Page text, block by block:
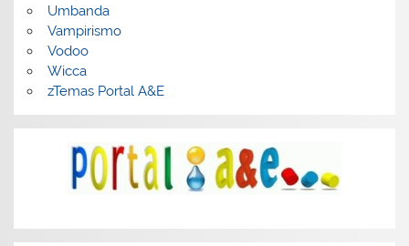
Umbanda
Vampirismo
Vodoo
Wicca
zTemas Portal A&E